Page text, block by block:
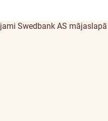
Swedbank AS